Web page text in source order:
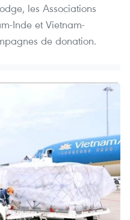
les Associations
Inde et Vietnam-
de donation.